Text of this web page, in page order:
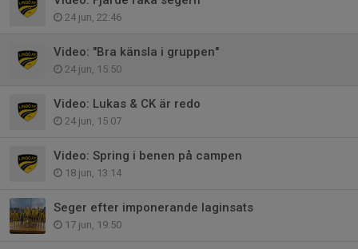
24 jun, 22:46
Video: "Bra känsla i gruppen"
24 jun, 15:50
Video: Lukas & CK är redo
24 jun, 15:07
Video: Spring i benen på campen
18 jun, 13:14
Seger efter imponerande laginsats
17 jun, 19:50